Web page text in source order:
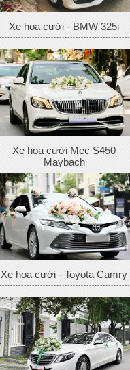
Xe hoa cưới - BMW 325i
Xe hoa cưới Mec S450
Maybach
Xe hoa cưới - Toyota Camry